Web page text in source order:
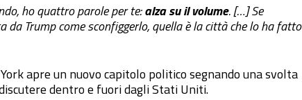
ho quattro parole per te:alza su il volume. […] Se
Trump come sconfiggerlo, quella è la città che lo ha fatto
apre un nuovo capitolo politico segnando una svolta
dentro e fuori dagli Stati Uniti.